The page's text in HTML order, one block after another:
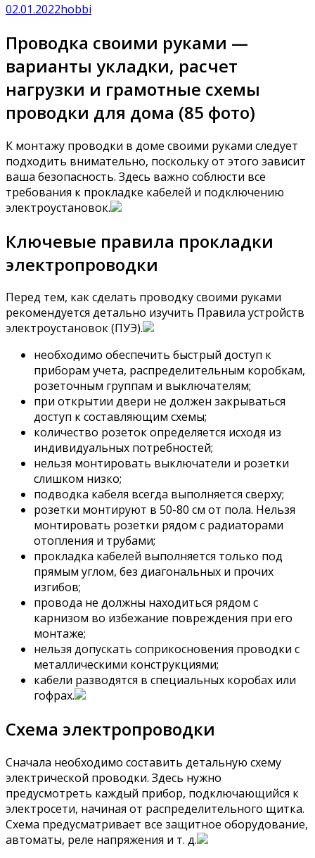
02.01.2022hobbi
Проводка своими руками —
варианты укладки, расчет
нагрузки и грамотные схемы
проводки для дома (85 фото)
К монтажу проводки в доме своими руками следует
подходить внимательно, поскольку от этого зависит
ваша безопасность. Здесь важно соблюсти все
требования к прокладке кабелей и подключению
электроустановок.
Ключевые правила прокладки
электропроводки
Перед тем, как сделать проводку своими руками
рекомендуется детально изучить Правила устройств
электроустановок (ПУЭ).
необходимо обеспечить быстрый доступ к
приборам учета, распределительным коробкам,
розеточным группам и выключателям;
при открытии двери не должен закрываться
доступ к составляющим схемы;
количество розеток определяется исходя из
индивидуальных потребностей;
нельзя монтировать выключатели и розетки
слишком низко;
подводка кабеля всегда выполняется сверху;
розетки монтируют в 50-80 см от пола. Нельзя
монтировать розетки рядом с радиаторами
отопления и трубами;
прокладка кабелей выполняется только под
прямым углом, без диагональных и прочих
изгибов;
провода не должны находиться рядом с
карнизом во избежание повреждения при его
монтаже;
нельзя допускать соприкосновения проводки с
металлическими конструкциями;
кабели разводятся в специальных коробах или
гофрах.
Схема электропроводки
Сначала необходимо составить детальную схему
электрической проводки. Здесь нужно
предусмотреть каждый прибор, подключающийся к
электросети, начиная от распределительного щитка.
Схема предусматривает все защитное оборудование,
автоматы, реле напряжения и т. д.